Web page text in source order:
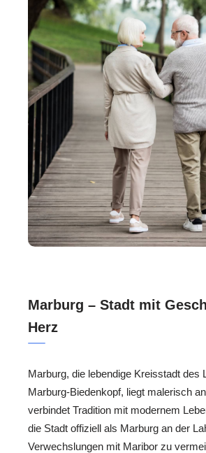
Marburg – Stadt mit
Herz
Marburg, die lebendige Kreisstadt des
Marburg-Biedenkopf, liegt malerisch
verbindet Tradition mit modernem
die Stadt offiziell als Marburg an der
Verwechslungen mit Maribor zu